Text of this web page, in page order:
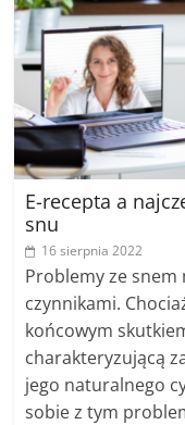
E-recepta a
snu
16 sierpnia 2022
Problemy ze
czynnikami.
końcowym
charakteryzującą
jego naturalnego
sobie z tym